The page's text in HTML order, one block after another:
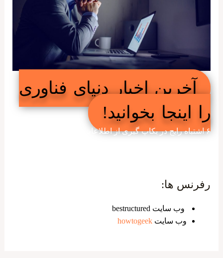
آخرین اخبار دنیای فناوری
را اینجا بخوانید!
۶ اشتباه رایج در بکاپ گیری از اطلاعات – سخت افزار سازان
رفرنس ها:
وب سایت bestructured
وب سایت howtogeek